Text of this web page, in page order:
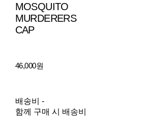
MOSQUITO
MURDERERS
CAP
46,000원
배송비 -
함께 구매 시 배송비